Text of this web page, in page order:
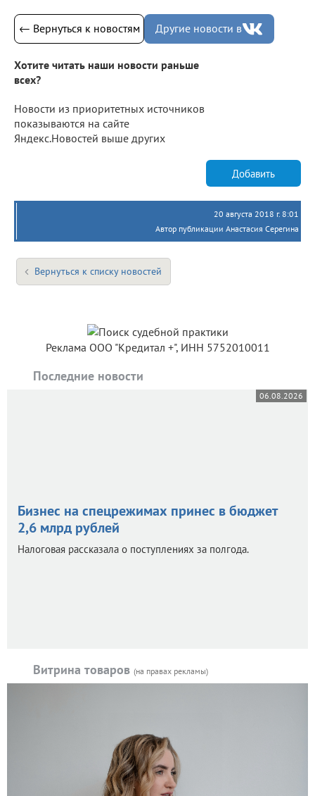
← Вернуться к новостям Другие новости в
Хотите читать наши новости раньше
всех?
Новости из приоритетных источников
показываются на сайте
Яндекс.Новостей выше других
Добавить
20 августа 2018 г. 8:01
Автор публикации Анастасия Серегина
Вернуться к списку новостей
Реклама ООО "Кредитал +", ИНН 5752010011
Последние новости
06.08.2026
Бизнес на спецрежимах принес в бюджет
2,6 млрд рублей
Налоговая рассказала о поступлениях за полгода.
Витрина товаров (на правах рекламы)